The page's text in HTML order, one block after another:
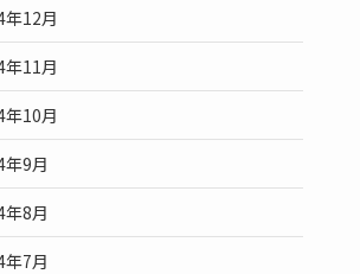
年12月
年11月
年10月
年9月
年8月
年7月